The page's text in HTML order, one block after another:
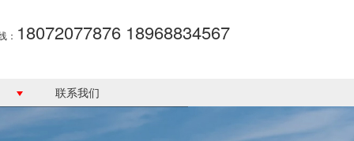
： 18072077876 18968834567
联系我们